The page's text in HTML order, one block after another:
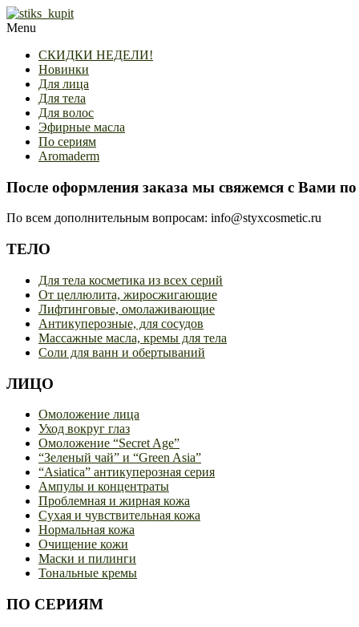
Skip
to
Primary
Menu
Menu
СКИДКИ НЕДЕЛИ!
Новинки
Для лица
Для тела
Для волос
Эфирные масла
По сериям
Aromaderm
После оформления заказа мы свяжемся с Вами по
По всем дополнительным вопросам: info@styxcosmetic.ru
ТЕЛО
Для тела косметика из всех серий
От целлюлита, жиросжигающие
Лифтинговые, омолаживающие
Антикуперозные, для сосудов
Массажные масла, кремы для тела
Соли для ванн и обертываний
ЛИЦО
Омоложение лица
Уход вокруг глаз
Омоложение “Secret Age”
“Зеленый чай” и “Green Asia”
“Asiatica” антикуперозная серия
Ампулы и концентраты
Проблемная и жирная кожа
Сухая и чувствительная кожа
Нормальная кожа
Очищение кожи
Маски и пилинги
Тональные кремы
ПО СЕРИЯМ